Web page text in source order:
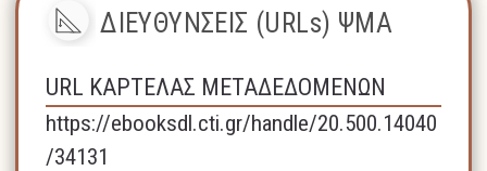
ΔΙΕΥΘΥΝΣΕΙΣ (URLs) ΨΜΑ
URL ΚΑΡΤΕΛΑΣ ΜΕΤΑΔΕΔΟΜΕΝΩΝ
https://ebooksdl.cti.gr/handle/20.500.14040
/34131